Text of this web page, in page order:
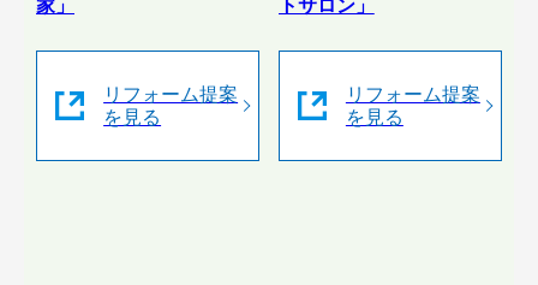
家」
リフォーム提案
を見る
トサロン」
リフォーム提案
を見る